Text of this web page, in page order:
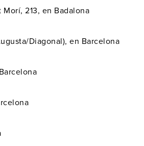
213, en Badalona
Diagonal), en Barcelona